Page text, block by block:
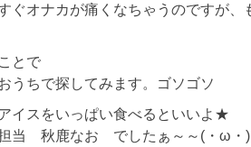
ぐオナカが痛くなちゃうのですが、
とで
うちで探してみます。ゴソゴソ
イスをいっぱい食べるといいよ★
当 秋鹿なお でしたぁ～～(・ω・)